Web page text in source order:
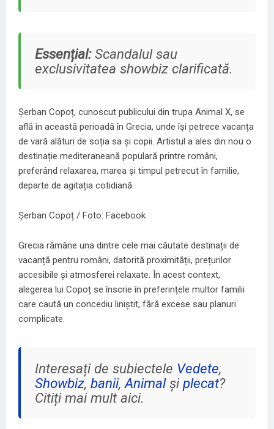
Essențial:Scandalul sau
exclusivitatea showbiz clarificată.
Șerban Copoț, cunoscut publicului din trupa Animal X, se
află în această perioadă în Grecia, unde își petrece vacanța
de vară alături de soția sa și copii. Artistul a ales din nou o
destinație mediteraneană populară printre români,
preferând relaxarea, marea și timpul petrecut în familie,
departe de agitația cotidiană.
Șerban Copoț / Foto: Facebook
Grecia rămâne una dintre cele mai căutate destinații de
vacanță pentru români, datorită proximității, prețurilor
accesibile și atmosferei relaxate. În acest context,
alegerea lui Copoț se înscrie în preferințele multor familii
care caută un concediu liniștit, fără excese sau planuri
complicate.
Interesați de subiectele Vedete,
Showbiz, banii,Animalșiplecat?
Citiți mai mult aici.